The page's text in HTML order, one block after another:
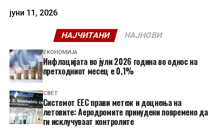
јуни 11, 2026
НАЈЧИТАНИ НАЈНОВИ
ЕКОНОМИЈА
Инфлацијата во јули 2026 година во однос на
претходниот месец е 0,1%
СВЕТ
Системот ЕЕС прави метеж и доцнења на
летовите: Аеродромите принудени повремено да
ги исклучуваат контролите